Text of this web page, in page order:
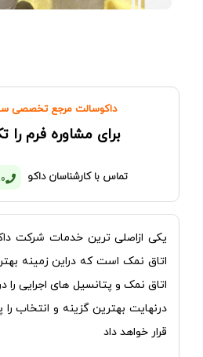
داکوسالت مرجع تخصصی
برای مشاوره فرم را
تماس با کارشناسان داکو
یکی ازاصلی ترین خدمات شرکت
اتاق نمک است که دراین زمینه
اتاق نمک و پتانسیل های اجرایی را
درنهایت بهترین گزینه و انتخاب
قرار خواهد داد